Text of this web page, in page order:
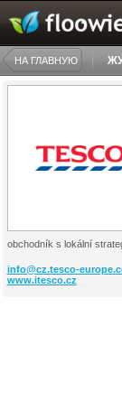
НА ГЛАВНУЮ
obchodník s lokální
info@cz.tesco-
www.itesco.cz